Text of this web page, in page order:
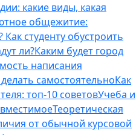
какие виды, какая
общежитие:
студенту обустроить
ли?Каким будет город
написания
самостоятельноКак
топ-10 советовУчеба и
Теоретическая
от обычной курсовой